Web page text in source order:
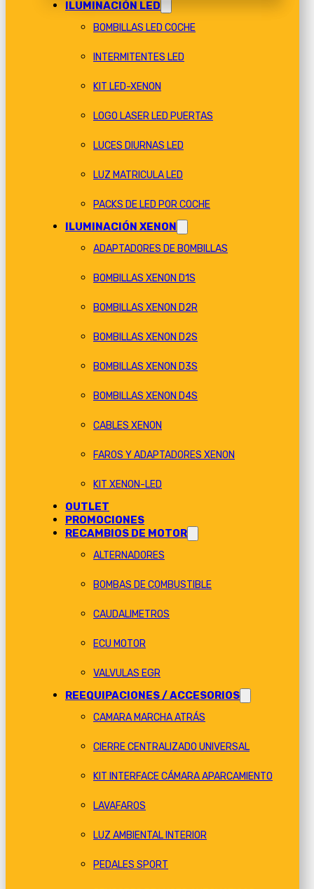
ILUMINACIÓN LED
BOMBILLAS LED COCHE
INTERMITENTES LED
KIT LED-XENON
LOGO LASER LED PUERTAS
LUCES DIURNAS LED
LUZ MATRICULA LED
PACKS DE LED POR COCHE
ILUMINACIÓN XENON
ADAPTADORES DE BOMBILLAS
BOMBILLAS XENON D1S
BOMBILLAS XENON D2R
BOMBILLAS XENON D2S
BOMBILLAS XENON D3S
BOMBILLAS XENON D4S
CABLES XENON
FAROS Y ADAPTADORES XENON
KIT XENON-LED
OUTLET
PROMOCIONES
RECAMBIOS DE MOTOR
ALTERNADORES
BOMBAS DE COMBUSTIBLE
CAUDALIMETROS
ECU MOTOR
VALVULAS EGR
REEQUIPACIONES / ACCESORIOS
CAMARA MARCHA ATRÁS
CIERRE CENTRALIZADO UNIVERSAL
KIT INTERFACE CÁMARA APARCAMIENTO
LAVAFAROS
LUZ AMBIENTAL INTERIOR
PEDALES SPORT